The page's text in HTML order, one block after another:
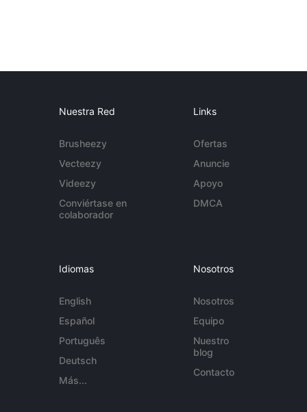
Nuestra Red
Brusheezy
Vecteezy
Videezy
Conviértase en
colaborador
Links
Ofertas
Anuncie
Apoyo
DMCA
Idiomas
English
Español
Português
Deutsch
Más...
Nosotros
Nosotros
Equipo
Nuestro
blog
Contacto